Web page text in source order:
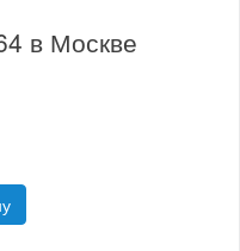
в Москве